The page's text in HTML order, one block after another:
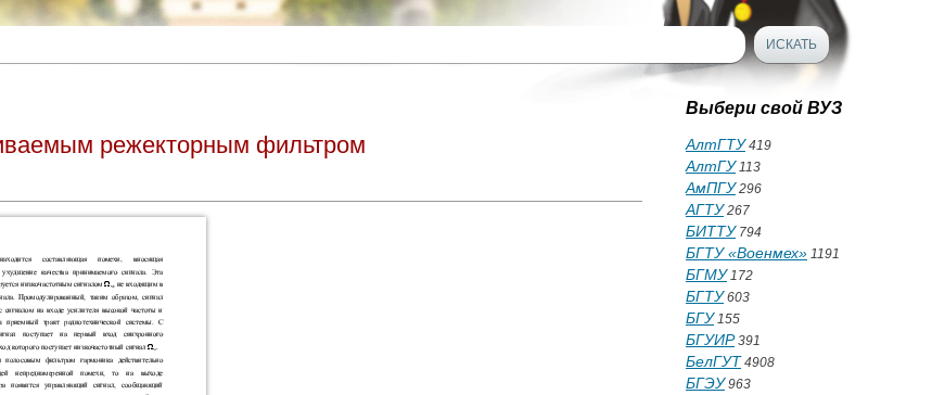
режекторным фильтром
Выбери свой ВУЗ
АлтГТУ419
АлтГУ113
АмПГУ296
АГТУ267
БИТТУ794
БГТУ «Военмех» 1191
БГМУ172
БГТУ603
БГУ155
БГУИР391
БелГУТ 4908
БГЭУ963